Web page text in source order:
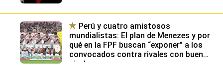
Perú y cuatro amistosos
mundialistas: El plan de Menezes y por
qué en la FPF buscan “exponer” a los
convocados contra rivales con buen
nivel